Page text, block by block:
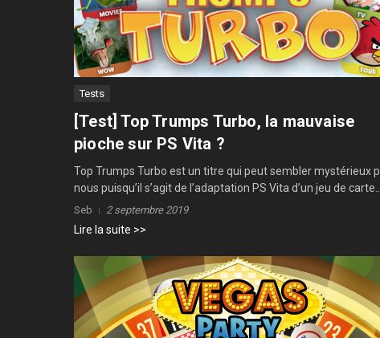
Tests
[Test] Top Trumps Turbo, la mauvaise
pioche sur PS Vita ?
Top Trumps Turbo est un titre qui peut sembler mystérieux
nous puisqu’il s’agit de l’adaptation PS Vita d’un jeu de carte...
Seb 2 septembre 2019
Lire la suite >>